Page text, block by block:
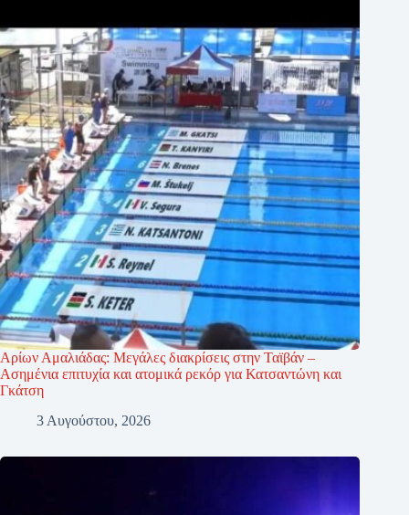
Αρίων Αμαλιάδας: Μεγάλες διακρίσεις στην Ταϊβάν –
Ασημένια επιτυχία και ατομικά ρεκόρ για Κατσαντώνη και
Γκάτση
3 Αυγούστου, 2026